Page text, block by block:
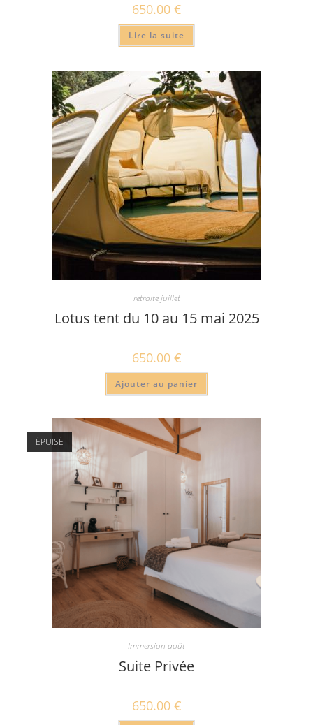
650.00 €
Lire la suite
retraite juillet
Lotus tent du 10 au 15 mai 2025
650.00 €
Ajouter au panier
ÉPUISÉ
Immersion août
Suite Privée
650.00 €